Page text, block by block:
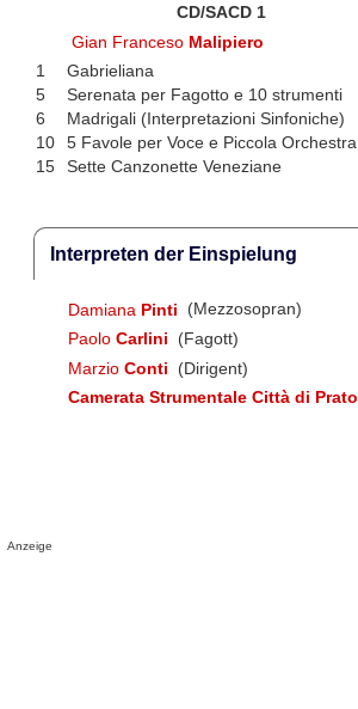
CD/SACD 1
Gian Franceso Malipiero
1
Gabrieliana
5
Serenata per Fagotto e 10 strumenti
6
Madrigali (Interpretazioni Sinfoniche)
10
5 Favole per Voce e Piccola Orchestra
15
Sette Canzonette Veneziane
Interpreten der Einspielung
Damiana Pinti
(Mezzosopran)
Paolo Carlini
(Fagott)
Marzio Conti
(Dirigent)
Camerata Strumentale Città di Prato
Anzeige